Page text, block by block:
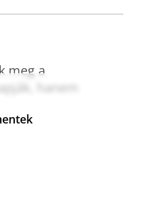
meg a
hanem